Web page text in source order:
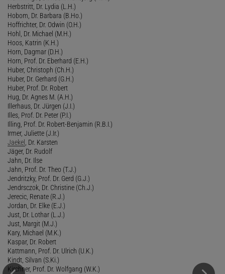
Herbstritt, Dr. Lydia (L.H.)
Hobom, Dr. Barbara (B.Ho.)
Hoffrichter, Dr. Odwin (O.H.)
Hohl, Dr. Michael (M.H.)
Hoos, Katrin (K.H.)
Horn, Dagmar (D.H.)
Horn, Prof. Dr. Eberhard (E.H.)
Huber, Christoph (Ch.H.)
Huber, Dr. Gerhard (G.H.)
Huber, Prof. Dr. Robert
Hug, Dr. Agnes M. (A.H.)
Illerhaus, Dr. Jürgen (J.I.)
Illes, Prof. Dr. Peter (P.I.)
Illing, Prof. Dr. Robert-Benjamin (R.B.I.)
Irmer, Juliette (J.Ir.)
Jaekel , Dr. Karsten
Jäger, Dr. Rudolf
Jahn, Dr. Ilse
Jahn, Prof. Dr. Theo (T.J.)
Jendritzky, Prof. Dr. Gerd (G.J.)
Jendrsczok, Dr. Christine (Ch.J.)
Jerecic, Renate (R.J.)
Jordan, Dr. Elke (E.J.)
Just, Dr. Lothar (L.J.)
Just, Margit (M.J.)
Kary, Michael (M.K.)
Kaspar, Dr. Robert
Kattmann, Prof. Dr. Ulrich (U.K.)
Kindt, Silvan (S.Ki.)
Kirchner, Prof. Dr. Wolfgang (W.K.)